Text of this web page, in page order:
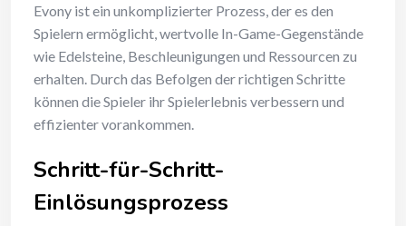
Evony ist ein unkomplizierter Prozess, der es den
Spielern ermöglicht, wertvolle In-Game-Gegenstände
wie Edelsteine, Beschleunigungen und Ressourcen zu
erhalten. Durch das Befolgen der richtigen Schritte
können die Spieler ihr Spielerlebnis verbessern und
effizienter vorankommen.
Schritt-für-Schritt-
Einlösungsprozess